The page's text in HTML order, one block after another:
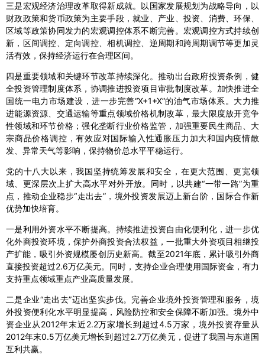
三是宏观经济治理改革取得新成就。以国家发展规划为战略导向，以
财政政策和货币政策为主要手段，就业、产业、投资、消费、环保、
区域等政策协同发力的宏观调控体系不断完善。宏观调控方式持续创
新，区间调控、定向调控、相机调控、逆周期和跨周期调节等更加灵
活有效，保持经济运行在合理区间。
四是重要领域和关键环节改革持续深化。推动出台政府投资条例，健
全投资管理制度体系，协调推进投资项目审批制度改革。加快推进全
国统一电力市场建设，进一步完善“X+1+X”的油气市场体系。大力推
进能源资源、交通运输等重点领域价格机制改革，最大限度放开竞争
性领域和环节价格；强化垄断行业价格监管，加强重要民生商品、大
宗商品价格调控，有效应对国际输入性通胀压力加大和国内疫情散
发、异常天气等影响，保持物价总水平平稳运行。
党的十八大以来，我国坚持统筹发展和安全，在更大范围、更宽领
域、更深层次上扩大高水平对外开放。同时，以共建“一带一路”为重
点，推动企业稳步“走出去”，境外投资发展迈上新台阶，国际合作新
优势加快培育。
一是利用外资水平不断提高。持续推进投资自由化便利化，进一步优
化外商投资环境，保护外商投资合法权益，一批重大外资项目相继投
产扩能，吸引外资规模屡创历史新高。截至2021年底，累计吸引外商
直接投资超过2.6万亿美元。同时，支持企业合理使用国际资金，有力
支持重点领域重点产业高质量发展。
二是企业“走出去”迈出坚实步伐。完善企业境外投资管理和服务，境
外投资便利化水平明显提高，风险防控和安全保障不断加强。境外中
资企业从2012年末近2.2万家增长到超过4.5万家，境外投资存量从
2012年末0.5万亿美元增长到超过2.7万亿美元，促进了我国与东道国
互利共赢。